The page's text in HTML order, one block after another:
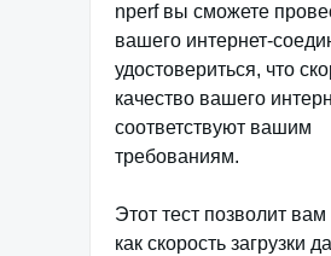
nperf вы сможете
вашего интернет-
удостовериться, что
качество вашего
соответствуют вашим
требованиям.
Этот тест позволит
как скорость загрузки